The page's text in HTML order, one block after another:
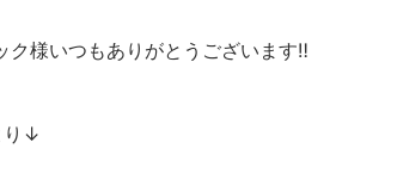
ク様いつもありがとうございます‼︎
り↓